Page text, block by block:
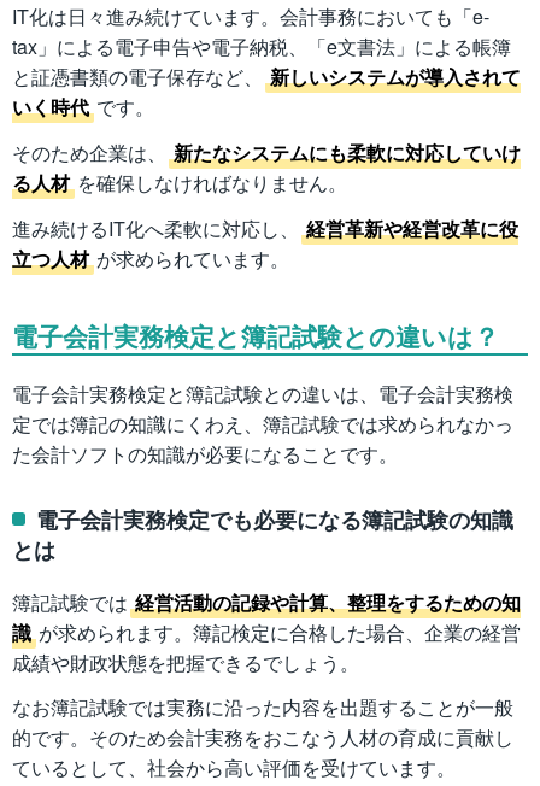
IT化は日々進み続けています。会計事務においても「e-
tax」による電子申告や電子納税、「e文書法」による帳簿
と証憑書類の電子保存など、
新しいシステムが導入されて
いく時代 です。
そのため企業は、
新たなシステムにも柔軟に対応していけ
る人材 を確保しなければなりません。
進み続けるIT化へ柔軟に対応し、
経営革新や経営改革に役
立つ人材 が求められています。
電子会計実務検定と簿記試験との違いは？
電子会計実務検定と簿記試験との違いは、電子会計実務検
定では簿記の知識にくわえ、簿記試験では求められなかっ
た会計ソフトの知識が必要になることです。
電子会計実務検定でも必要になる簿記試験の知識
とは
簿記試験では 経営活動の記録や計算、整理をするための知
識 が求められます。簿記検定に合格した場合、企業の経営
成績や財政状態を把握できるでしょう。
なお簿記試験では実務に沿った内容を出題することが一般
的です。そのため会計実務をおこなう人材の育成に貢献し
ているとして、社会から高い評価を受けています。